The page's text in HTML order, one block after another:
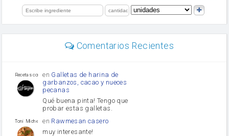
limón
Comentarios Recientes
Recetas con sazon
en Galletas de harina de
garbanzos, cacao y nueces
pecanas
Qué buena pinta! Tengo que
probar estas galletas.
Toni Michel Caubet
en Rawmesan casero
muy interesante!